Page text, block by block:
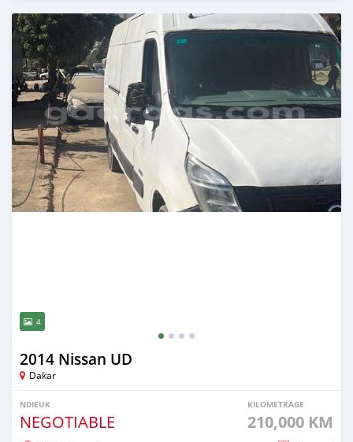
Dougal na niou ko depuis 5 months
4
2014 Nissan UD
Dakar
NDIEUK
NEGOTIABLE
KILOMETRAGE
210,000 KM